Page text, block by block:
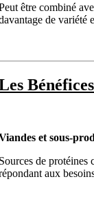
être combiné
de variété
et sous-
de protéines
aux